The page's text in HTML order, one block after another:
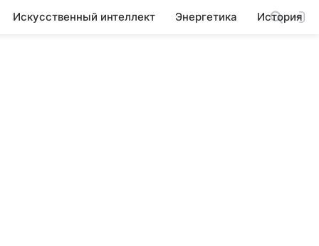
Искусственный интеллект Энергетика История